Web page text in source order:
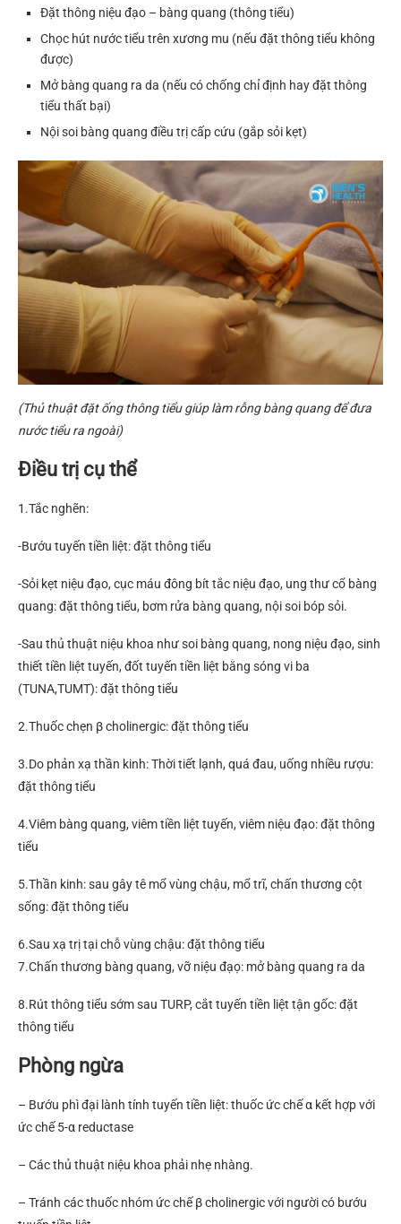
Đặt thông niệu đạo – bàng quang (thông tiểu)
Chọc hút nước tiểu trên xương mu (nếu đặt thông tiểu không
được)
Mở bàng quang ra da (nếu có chống chỉ định hay đặt thông
tiểu thất bại)
Nội soi bàng quang điều trị cấp cứu (gắp sỏi kẹt)
(Thủ thuật đặt ống thông tiểu giúp làm rỗng bàng quang để đưa
nước tiểu ra ngoài)
Điều trị cụ thể
1.Tắc nghẽn:
-Bướu tuyến tiền liệt: đặt thông tiểu
-Sỏi kẹt niệu đạo, cục máu đông bít tắc niệu đạo, ung thư cổ bàng
quang: đặt thông tiểu, bơm rửa bàng quang, nội soi bóp sỏi.
-Sau thủ thuật niệu khoa như soi bàng quang, nong niệu đạo, sinh
thiết tiền liệt tuyến, đốt tuyến tiền liệt bằng sóng vi ba
(TUNA,TUMT): đặt thông tiểu
2.Thuốc chẹn β cholinergic: đặt thông tiểu
3.Do phản xạ thần kinh: Thời tiết lạnh, quá đau, uống nhiều rượu:
đặt thông tiểu
4.Viêm bàng quang, viêm tiền liệt tuyến, viêm niệu đạo: đặt thông
tiểu
5.Thần kinh: sau gây tê mổ vùng chậu, mổ trĩ, chấn thương cột
sống: đặt thông tiểu
6.Sau xạ trị tại chỗ vùng chậu: đặt thông tiểu
7.Chấn thương bàng quang, vỡ niệu đạọ: mở bàng quang ra da
8.Rút thông tiểu sớm sau TURP, cắt tuyến tiền liệt tận gốc: đặt
thông tiểu
Phòng ngừa
– Bướu phì đại lành tính tuyến tiền liệt: thuốc ức chế α kết hợp với
ức chế 5-α reductase
– Các thủ thuật niệu khoa phải nhẹ nhàng.
– Tránh các thuốc nhóm ức chế β cholinergic với người có bướu